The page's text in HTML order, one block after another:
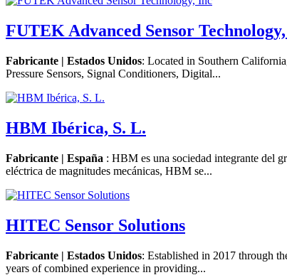
FUTEK Advanced Sensor
Fabricante | Estados Unidos: Located in Southern
Pressure Sensors, Signal Conditioners, Digital...
HBM Ibérica, S. L.
Fabricante | España : HBM es una sociedad integrante del
eléctrica de magnitudes mecánicas, HBM se...
HITEC Sensor Solutions
Fabricante | Estados Unidos: Established in 2017 through
years of combined experience in providing...